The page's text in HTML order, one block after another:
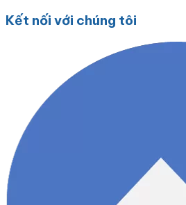
Kết nối với chúng tôi